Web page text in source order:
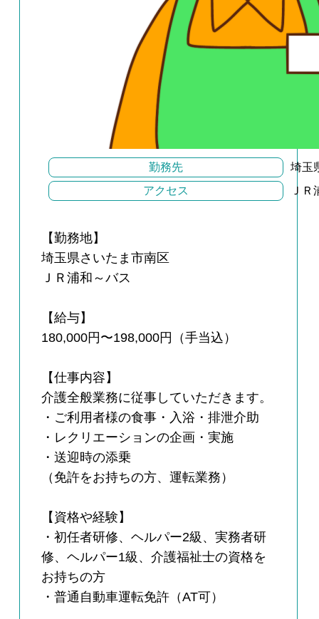
勤務先
埼玉
アクセス
Ｊ
【勤務地】
埼玉県さいたま市南区
ＪＲ浦和～バス
【給与】
180,000円〜198,000円（手当込）
【仕事内容】
介護全般業務に従事していただきます。
・ご利用者様の食事・入浴・排泄介助
・レクリエーションの企画・実施
・送迎時の添乗
（免許をお持ちの方、運転業務）
【資格や経験】
・初任者研修、ヘルパー2級、実務者研
修、ヘルパー1級、介護福祉士の資格を
お持ちの方
・普通自動車運転免許（AT可）